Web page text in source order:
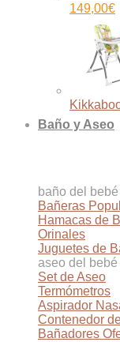
El
precio
original
179,00€.
149,00€El
Baño y Aseo
baño del bebé
Bañeras
Hamacas de
Orinales
Juguetes de
aseo del bebé
Set de Aseo
Termómetros
Aspirador
Contenedor
Bañadores